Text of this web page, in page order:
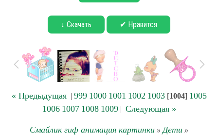
↓ Скачать ✔ Нравится
« Предыдущая| 999 1000 1001 1002 1003[1004] 1005
1006 1007 1008 1009| Следующая »
Смайлик гиф анимация картинки » Дети »